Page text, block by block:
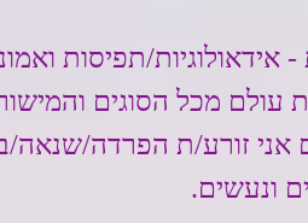
אידאולוגיות/תפיסות
עולם מכל הסוגים
זורע/ת הפרדה/שנאה/
ונעשים.